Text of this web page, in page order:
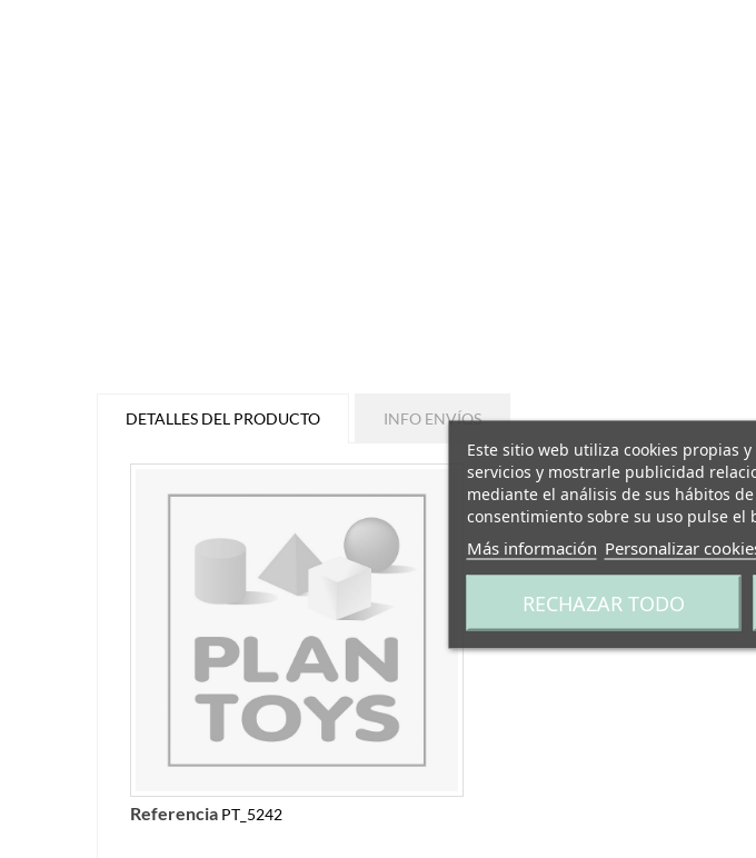
DETALLES DEL PRODUCTO INFO ENVÍOS
Referencia PT_5242
Este sitio web utiliza cookies propias
servicios y mostrarle publicidad
mediante el análisis de sus hábitos
consentimiento sobre su uso pulse el
Más información Personalizar
RECHAZAR TODO